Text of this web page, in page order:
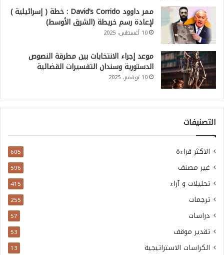
ممر داوود David’s Corrido : خطة ( إسرائيلية )
لإعادة رسم خريطة (الشرق الأوسط)
10 أغسطس، 2025
موعد إجراء الانتخابات بين مطرقة النصوص
الدستورية وسندان التفسيرات القضائية
10 نوفمبر، 2025
التصنيفات
الاكثر قراءة 605
غير مصنف 596
تحليلات و آراء 415
ترجمات 255
دراسات 57
تقدير موقف 53
الكراسات الاستراتيجية 13